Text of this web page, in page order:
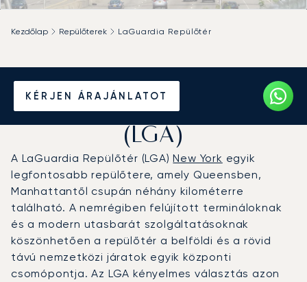
KÉRJEN ÁRAJÁNLATOT
Kezdőlap Repülőterek LaGuardia Repülőtér
Magánrepülőgép bérlése a
LaGuardia Repülőtérre
(LGA)
A LaGuardia Repülőtér (LGA)New York egyik
legfontosabb repülőtere, amely Queensben,
Manhattantől csupán néhány kilométerre
található. A nemrégiben felújított termináloknak
és a modern utasbarát szolgáltatásoknak
köszönhetően a repülőtér a belföldi és a rövid
távú nemzetközi járatok egyik központi
csomópontja. Az LGA kényelmes választás azon